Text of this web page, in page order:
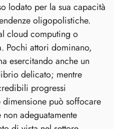
lodato per la sua capacità
oligopolistiche.
cloud computing o
Pochi attori dominano,
esercitando anche un
delicato; mentre
progressi
può soffocare
adeguatamente